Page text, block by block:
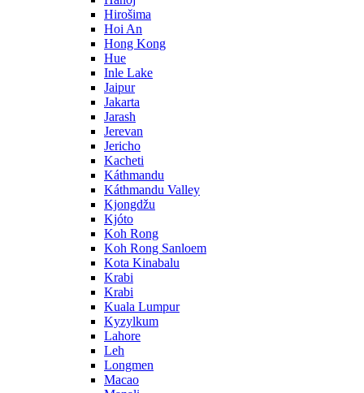
Hirošima
Hoi An
Hong Kong
Hue
Inle Lake
Jaipur
Jakarta
Jarash
Jerevan
Jericho
Kacheti
Káthmandu
Káthmandu Valley
Kjongdžu
Kjóto
Koh Rong
Koh Rong Sanloem
Kota Kinabalu
Krabi
Krabi
Kuala Lumpur
Kyzylkum
Lahore
Leh
Longmen
Macao